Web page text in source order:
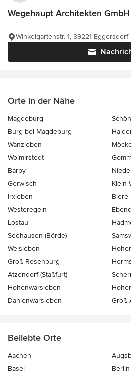
Wegehaupt Architekten GmbH
Winkelgartenstr. 1, 39221 Eggersdorf
Orte in der Nähe
Magdeburg
Burg bei Magdeburg
Wanzleben
Wolmirstedt
Barby
Gerwisch
Klein
Irxleben
Biere
Westeregeln
Lostau
Seehausen (Börde)
Welsleben
Groß Rosenburg
Atzendorf (Staßfurt)
Hohenwarsleben
Dahlenwarsleben
Groß
Beliebte Orte
Aachen
Basel
Berlin